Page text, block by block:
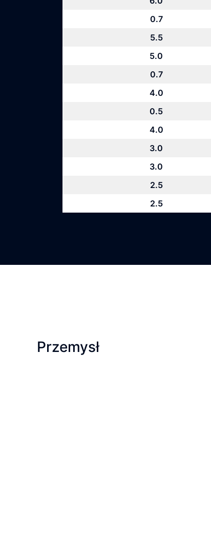
0.7
5.5
5.0
0.7
4.0
0.5
4.0
3.0
3.0
2.5
2.5
Przemysł